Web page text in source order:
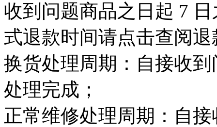
收到问题商品之日起 7
式退款时间请点击查阅
换货处理周期：自接收
处理完成；
正常维修处理周期：自